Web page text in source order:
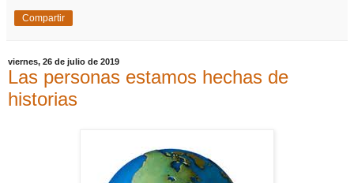
Compartir
viernes, 26 de julio de 2019
Las personas estamos hechas de
historias